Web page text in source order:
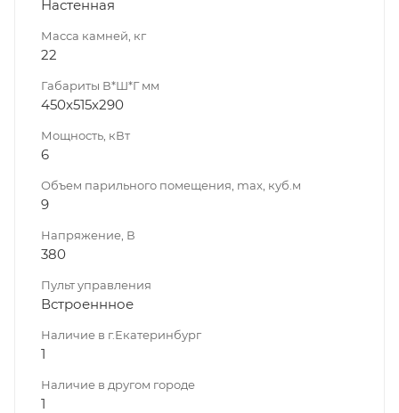
Настенная
Масса камней, кг
22
Габариты В*Ш*Г мм
450x515x290
Мощность, кВт
6
Объем парильного помещения, max, куб.м
9
Напряжение, В
380
Пульт управления
Встроеннное
Наличие в г.Екатеринбург
1
Наличие в другом городе
1